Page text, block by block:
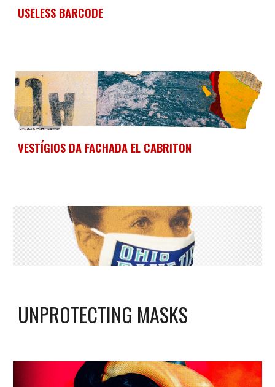
USELESS BARCODE
VESTÍGIOS DA FACHADA EL CABRITON
UNPROTECTING MASKS